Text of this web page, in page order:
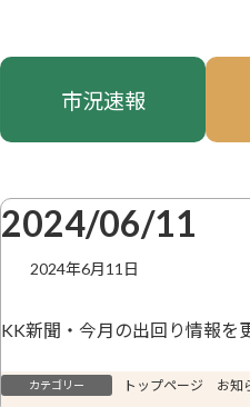
市況速報
2024/06/11
2024年6月11日
KK新聞・今月の出回り情報を
カテゴリー トップページ お知